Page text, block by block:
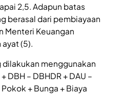
2,5. Adapun batas
berasal dari pembiayaan
Menteri Keuangan
(5).
dilakukan menggunakan
DBH – DBHDR + DAU –
+ Bunga + Biaya